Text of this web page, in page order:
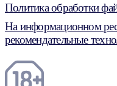
Политика обработки
На информационном
рекомендательные